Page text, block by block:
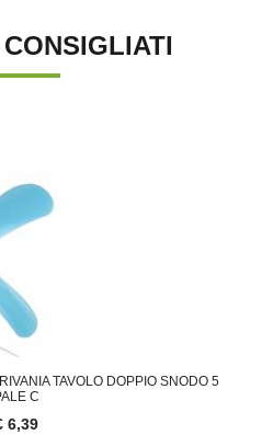
TAVOLO DOPPIO SNODO 5
C
6,39